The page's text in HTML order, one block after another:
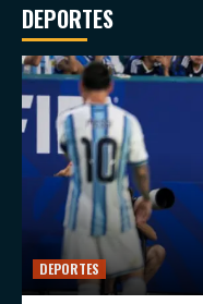
DEPORTES
DEPORTES